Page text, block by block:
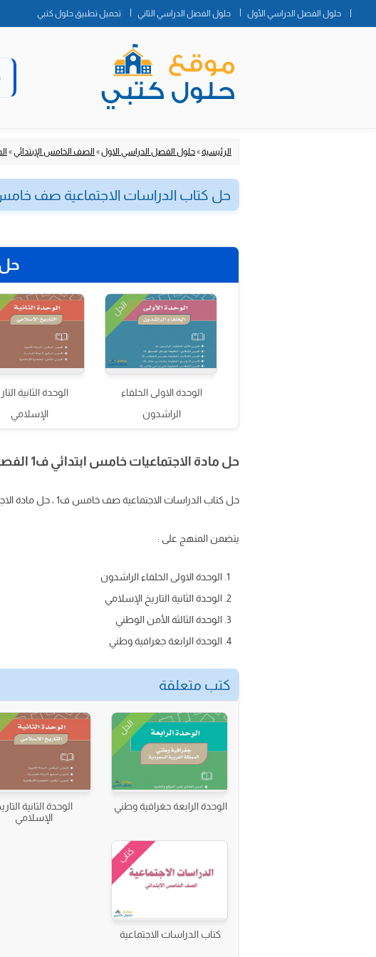
حلول الفصل الدراسي الأول حلول الفصل الدراسي الثاني تحميل تطبيق حلول كتبي
الرئيسية»حلول الفصل الدراسي الاول» الصف الخامس الإبتدائي»
حل كتاب الدراسات الاجتماعية صف
حل
الحل
الوحدة الاولى الخلفاء
الراشدون
الوحدة الثانية
الإسلامي
حل مادة الاجتماعيات خامس ابتدائي ف1 الفصل الأول
حل كتاب الدراسات الاجتماعية صف خامس ف1 ، حل مادة الاجتماعيات خامس ابتدائي ف1 الفصل الأول على حلول كتبي pdf محلول كامل
يتضمن المنهج على :
الوحدة الاولى الخلفاء الراشدون
الوحدة الثانية التاريخ الإسلامي
الوحدة الثالثة الأمن الوطني
الوحدة الرابعة جغرافية وطني
كتب متعلقة
الحل
الوحدة الرابعة جغرافية وطني
الوحدة الثانية
الإسلامي
كتاب
كتاب الدراسات الاجتماعية